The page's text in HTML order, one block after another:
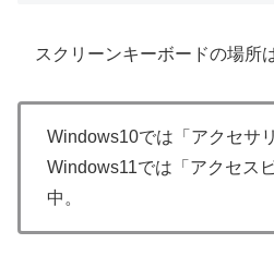
スクリーンキーボードの場所
Windows10では「アクセサ
Windows11では「アクセス
中。